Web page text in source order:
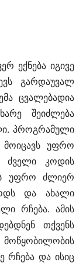
ექნება იგივე
გარდაუვალ
ცვალებადია
შეიძლება
პროგრამული
მოიცავს უფრო
ძველი კოდის
უფრო ძლიერ
და ახალი
რჩება. ამის
თქვენს
რჩება და ისიც